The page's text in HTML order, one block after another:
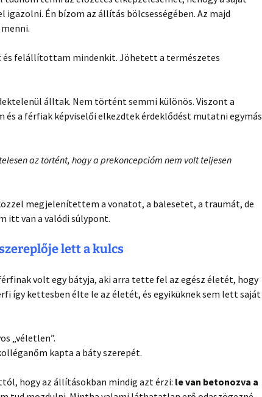
Én bízom az állítás bölcsességében. Az majd
felállítottam mindenkit. Jöhetett a természetes
álltak. Nem történt semmi különös. Viszont a
és a férfiak képviselői elkezdtek érdeklődést mutatni egymás
az történt, hogy a prekoncepcióm nem volt teljesen
megjelenítettem a vonatot, a balesetet, a traumát, de
itt van a valódi súlypont.
lett a kulcs
volt egy bátyja, aki arra tette fel az egész életét, hogy
így kettesben élte le az életét, és egyiküknek sem lett saját
„véletlen”.
kapta a báty szerepét.
hogy az állításokban mindig azt érzi: le van betonozva a